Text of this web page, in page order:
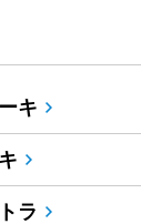
キ
ラ